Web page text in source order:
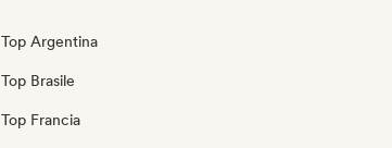
Top Argentina
Top Brasile
Top Francia